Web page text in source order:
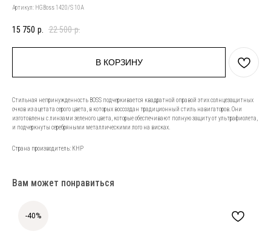
Артикул: HGBoss 1420/S 10A
15 750 р. 22 500 р.
В КОРЗИНУ
Стильная непринужденность BOSS подчеркивается квадратной оправой этих солнцезащитных
очков из ацетата серого цвета, в которых воссоздан традиционный стиль навигаторов. Они
изготовлены с линзами зеленого цвета, которые обеспечивают полную защиту от ультрафиолета,
и подчеркнуты серебряными металлическими лого на висках.
Страна производитель: КНР
Вам может понравиться
-40%